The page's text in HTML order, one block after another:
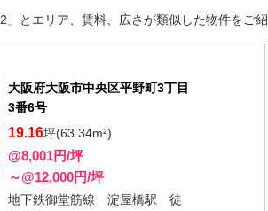
2」とエリア、賃料、広さが類似した物件をご
大阪府大阪市中央区平野町3丁目
3番6号
19.16坪(63.34m²)
@8,001円/坪
～@12,000円/坪
地下鉄御堂筋線 淀屋橋駅 徒